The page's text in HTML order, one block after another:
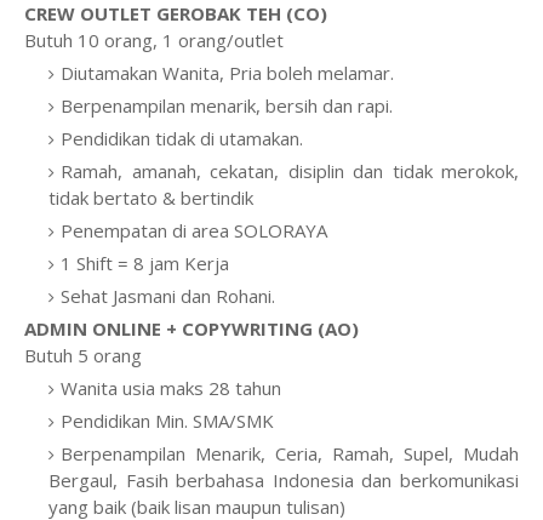
CREW OUTLET GEROBAK TEH (CO)
Butuh 10 orang, 1 orang/outlet
Diutamakan Wanita, Pria boleh melamar.
Berpenampilan menarik, bersih dan rapi.
Pendidikan tidak di utamakan.
Ramah, amanah, cekatan, disiplin dan tidak merokok,
tidak bertato & bertindik
Penempatan di area SOLORAYA
1 Shift = 8 jam Kerja
Sehat Jasmani dan Rohani.
ADMIN ONLINE + COPYWRITING (AO)
Butuh 5 orang
Wanita usia maks 28 tahun
Pendidikan Min. SMA/SMK
Berpenampilan Menarik, Ceria, Ramah, Supel, Mudah
Bergaul, Fasih berbahasa Indonesia dan berkomunikasi
yang baik (baik lisan maupun tulisan)